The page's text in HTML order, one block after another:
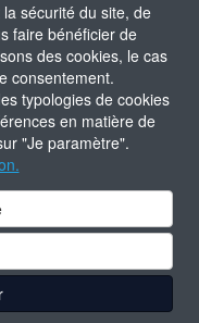
sécurité du site, de
faire bénéficier de
des cookies, le cas
consentement.
typologies de cookies
en matière de
"Je paramètre".